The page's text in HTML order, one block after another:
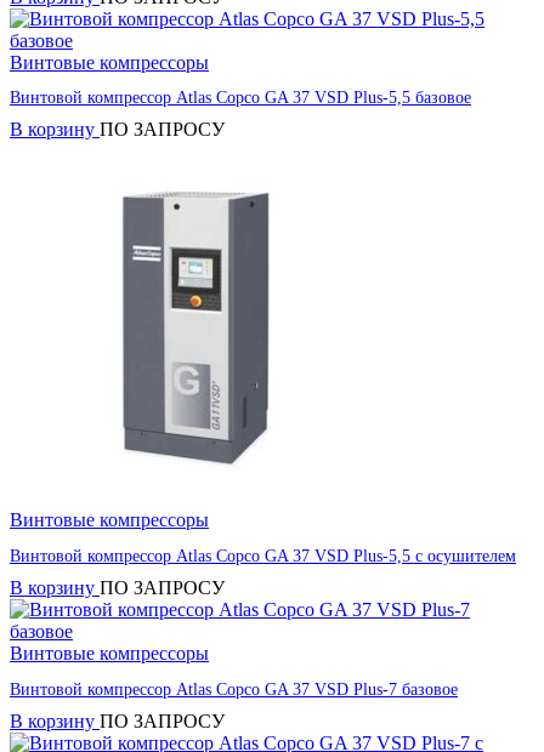
Винтовые компрессоры
Винтовой компрессор Atlas Copco GA 37 VSD Plus-5,5 базовое
В корзину ПО ЗАПРОСУ
Винтовые компрессоры
Винтовой компрессор Atlas Copco GA 37 VSD Plus-5,5 с осушителем
В корзину ПО ЗАПРОСУ
Винтовые компрессоры
Винтовой компрессор Atlas Copco GA 37 VSD Plus-7 базовое
В корзину ПО ЗАПРОСУ